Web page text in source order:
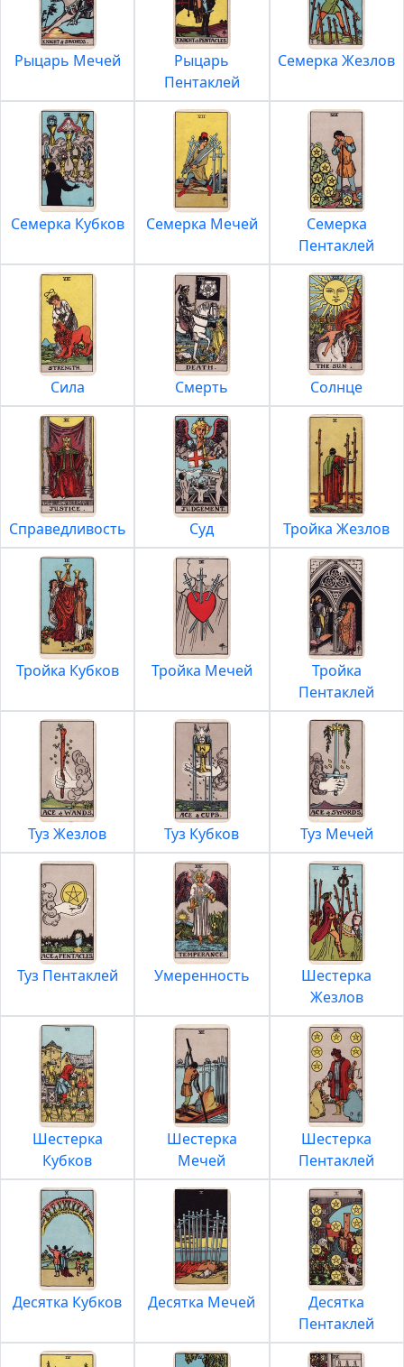
Рыцарь Мечей
Рыцарь
Пентаклей
Семерка Жезлов
Семерка Кубков Семерка Мечей
Семерка
Пентаклей
Сила Смерть Солнце
Справедливость Суд Тройка Жезлов
Тройка Кубков Тройка Мечей
Тройка
Пентаклей
Туз Жезлов Туз Кубков Туз Мечей
Туз Пентаклей Умеренность
Шестерка
Жезлов
Шестерка
Кубков
Шестерка
Мечей
Шестерка
Пентаклей
Десятка Кубков Десятка Мечей
Десятка
Пентаклей